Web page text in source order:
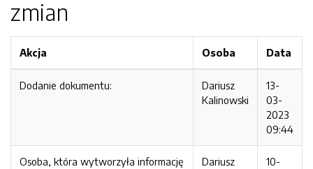
zmian
Akcja Osoba Data
Dodanie dokumentu:
Dariusz
Kalinowski
13-
03-
2023
09:44
Osoba, która wytworzyła informację
Dariusz
10-